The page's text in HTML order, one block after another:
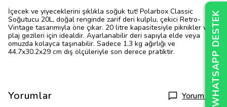
İçecek ve yiyeceklerini şıklıkla soğuk tut! Polarbox Classic
Soğutucu 20L, doğal renginde zarif deri kulplu, çekici Retro-
Vintage tasarımıyla öne çıkar. 20 litre kapasitesiyle piknikler ve
plaj gezileri için idealdir. Ayarlanabilir deri sapıyla elde veya
omuzda kolayca taşınabilir. Sadece 1.3 kg ağırlığı ve
44.7x30.2x29 cm dış ölçüleriyle son derece pratiktir.
Yorumlar Yorum Yap
WHATSAPP DESTEK
WHATSAPP DESTEK
WHATSAPP DESTEK